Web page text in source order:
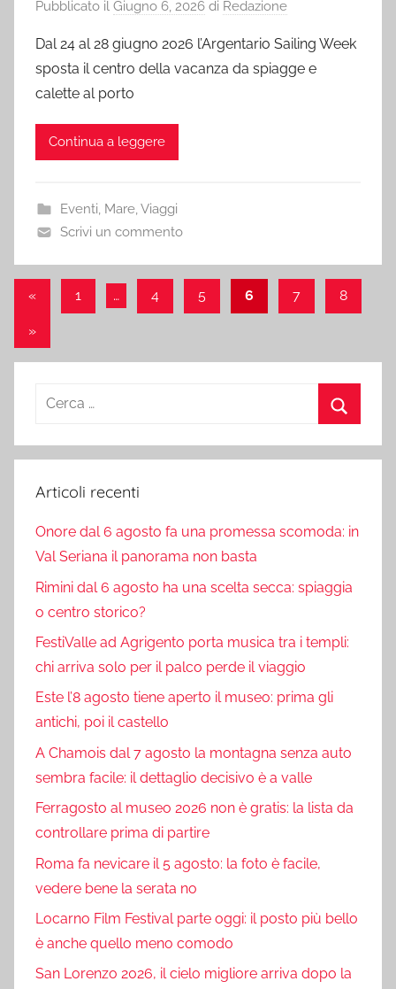
Pubblicato il Giugno 6, 2026 di Redazione
Dal 24 al 28 giugno 2026 l’Argentario Sailing Week
sposta il centro della vacanza da spiagge e
calette al porto
Continua a leggere
Eventi, Mare,Viaggi
Scrivi un commento
Paginazione
degli
articoli
«Articolo1 … 4 5 6 7 8
Articolo
»
Ricerca
Articoli recenti
Onore dal 6 agosto fa una promessa scomoda: in
Val Seriana il panorama non basta
Rimini dal 6 agosto ha una scelta secca: spiaggia
o centro storico?
FestiValle ad Agrigento porta musica tra i templi:
chi arriva solo per il palco perde il viaggio
Este l’8 agosto tiene aperto il museo: prima gli
antichi, poi il castello
A Chamois dal 7 agosto la montagna senza auto
sembra facile: il dettaglio decisivo è a valle
Ferragosto al museo 2026 non è gratis: la lista da
controllare prima di partire
Roma fa nevicare il 5 agosto: la foto è facile,
vedere bene la serata no
Locarno Film Festival parte oggi: il posto più bello
è anche quello meno comodo
San Lorenzo 2026, il cielo migliore arriva dopo la